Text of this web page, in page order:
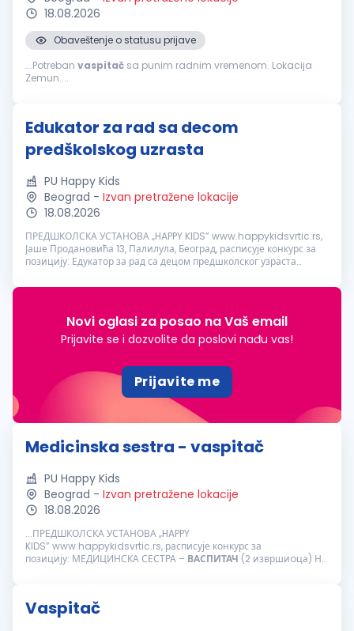
18.08.2026
Obaveštenje o statusu prijave
...Potreban vaspitač sa punim radnim vremenom. Lokacija
Zemun....
Edukator za rad sa decom
predškolskog uzrasta
PU Happy Kids
Beograd - Izvan pretražene lokacije
18.08.2026
ПРЕДШКОЛСКА УСТАНОВА „HAPPY KIDS” www.happykidsvrtic.rs,
Јаше Продановића 13, Палилула, Београд, расписује конкурс за
позицију: Едукатор за рад са децом предшколског узраста
стручности и стрпљења...
Novi oglasi za posao na Vaš email
Prijavite se i dozvolite da poslovi nađu vas!
Prijavite me
Medicinska sestra - vaspitač
PU Happy Kids
Beograd - Izvan pretražene lokacije
18.08.2026
...ПРЕДШКОЛСКА УСТАНОВА „HAPPY
KIDS” www.happykidsvrtic.rs, расписује конкурс за
позицију: МЕДИЦИНСКА СЕСТРА – ВАСПИТАЧ (2 извршиoца) На
Vaspitač